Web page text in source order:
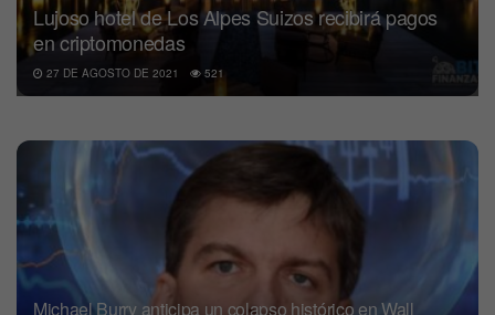
Lujoso hotel de Los Alpes Suizos recibirá pagos
en criptomonedas
27 DE AGOSTO DE 2021 521
Michael Burry anticipa un colapso histórico en Wall